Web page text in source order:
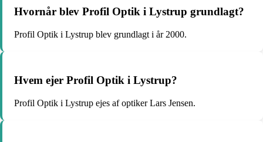
Hvornår blev Profil Optik i Lystrup grundlagt?
Profil Optik i Lystrup blev grundlagt i år 2000.
Hvem ejer Profil Optik i Lystrup?
Profil Optik i Lystrup ejes af optiker Lars Jensen.